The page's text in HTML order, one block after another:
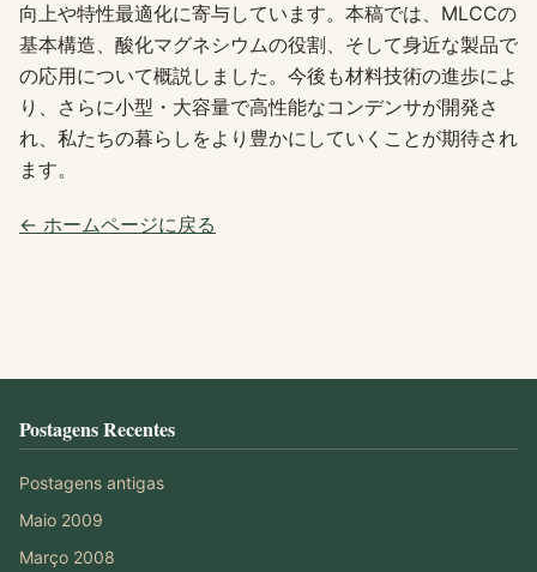
向上や特性最適化に寄与しています。本稿では、MLCCの
基本構造、酸化マグネシウムの役割、そして身近な製品で
の応用について概説しました。今後も材料技術の進歩によ
り、さらに小型・大容量で高性能なコンデンサが開発さ
れ、私たちの暮らしをより豊かにしていくことが期待され
ます。
← ホームページに戻る
Postagens Recentes
Postagens antigas
Maio 2009
Março 2008